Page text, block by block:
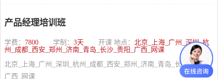
产品经理培训班
学费： 7800 学制： 3天 开课 地点： 北京_上海_广州_深圳_杭
州_成都_西安_郑州_济南_青岛_长沙_贵阳_广西_网课
北京_上海_广州_深圳_杭州_成都_西安_郑州_济南_青岛_长沙_贵阳_
广西_网课